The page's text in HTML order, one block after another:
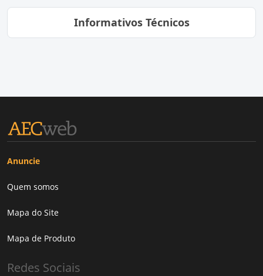
Informativos Técnicos
Anuncie
Quem somos
Mapa do Site
Mapa de Produto
Redes Sociais